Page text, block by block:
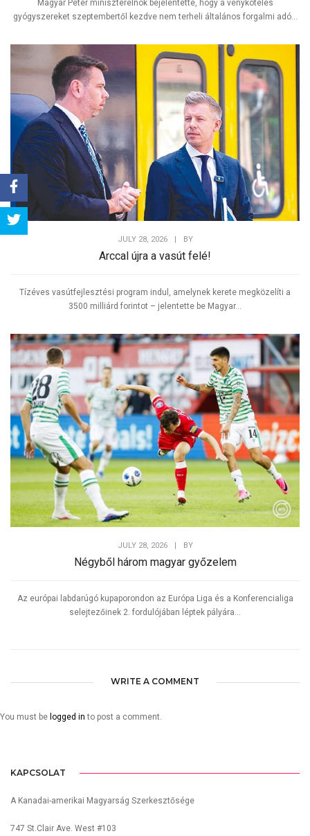
Magyar Péter miniszterelnök bejelentette, hogy a vényköteles
gyógyszereket szeptembertől kezdve nem terheli általános forgalmi adó...
JULY 28, 2026 BY
Arccal újra a vasút felé!
Tízéves vasútfejlesztési program indul, amelynek kerete megközelíti a
3500 milliárd forintot – jelentette be Magyar...
JULY 28, 2026 BY
Négyből három magyar győzelem
Az európai labdarúgó kupaporondon az Európa Liga és a Konferencialiga
selejtezőinek 2. fordulójában léptek pályára...
WRITE A COMMENT
You must be logged in to post a comment.
KAPCSOLAT
A Kanadai-amerikai Magyarság Szerkesztősége
747 St.Clair Ave. West #103
Share